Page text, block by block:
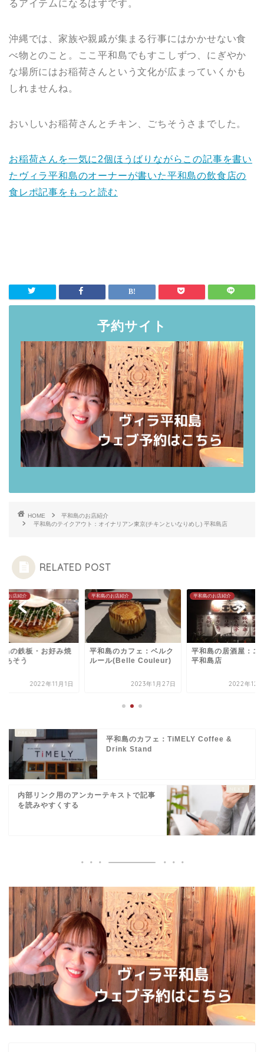
るアイテムになるはずです。
沖縄では、家族や親戚が集まる行事にはかかせない食
べ物とのこと。ここ平和島でもすこしずつ、にぎやか
な場所にはお稲荷さんという文化が広まっていくかも
しれませんね。
おいしいお稲荷さんとチキン、ごちそうさまでした。
お稲荷さんを一気に2個ほうばりながらこの記事を書い
たヴィラ平和島のオーナーが書いた平和島の飲食店の
食レポ記事をもっと読む
予約サイト
HOME
平和島のお店紹介
平和島のテイクアウト：オイナリアン東京(チキンといなりめし) 平和島店
RELATED POST
のお店紹介
島の鉄板・お好み焼
あそう
2022年11月1日
平和島のお店紹介
平和島のカフェ：ベルク
ルール(Belle Couleur)
2023年1月27日
平和島のお店紹介
平和島の居酒屋：エ
平和島店
2022年12
平和島のカフェ：TiMELY Coffee &
Drink Stand
内部リンク用のアンカーテキストで記事
を読みやすくする